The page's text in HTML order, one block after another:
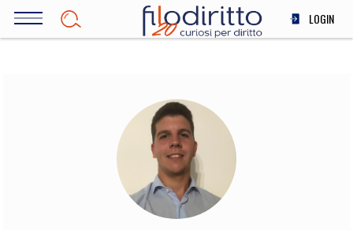
Salta
LOGIN
SOCIETÀ
MEDICINA
SCIENZA
STORIA E FILOSOFIA
INNOVAZIONE
ALTRO